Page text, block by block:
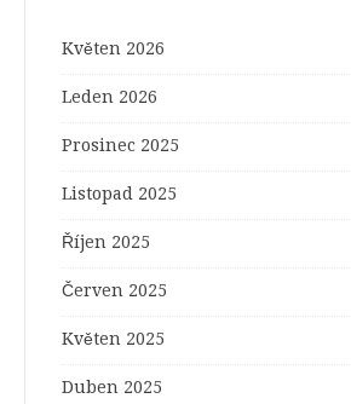
Květen 2026
Leden 2026
Prosinec 2025
Listopad 2025
Říjen 2025
Červen 2025
Květen 2025
Duben 2025